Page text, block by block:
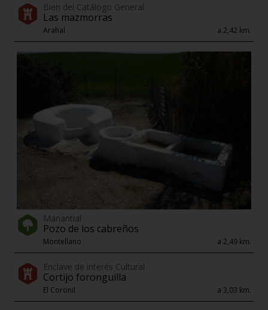
Bien del Catálogo General
Las mazmorras
Arahal a 2,42 km.
Manantial
Pozo de los cabreños
Montellano a 2,49 km.
Enclave de interés Cultural
Cortijo foronguilla
El Coronil a 3,03 km.